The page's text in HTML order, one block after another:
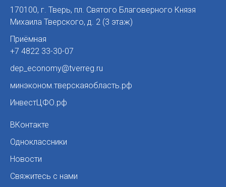
170100, г. Тверь, пл. Святого Благоверного Князя
Михаила Тверского, д. 2 (3 этаж)
Приёмная
+7 4822 33-30-07
dep_economy@tverreg.ru
минэконом.тверскаяобласть.рф
ИнвестЦФО.рф
ВКонтакте
Одноклассники
Новости
Свяжитесь с нами